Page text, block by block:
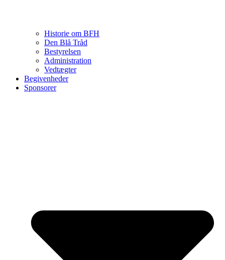
Historie om BFH
Den Blå Tråd
Bestyrelsen
Administration
Vedtægter
Begivenheder
Sponsorer